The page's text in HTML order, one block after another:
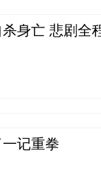
身亡 悲剧全
记重拳